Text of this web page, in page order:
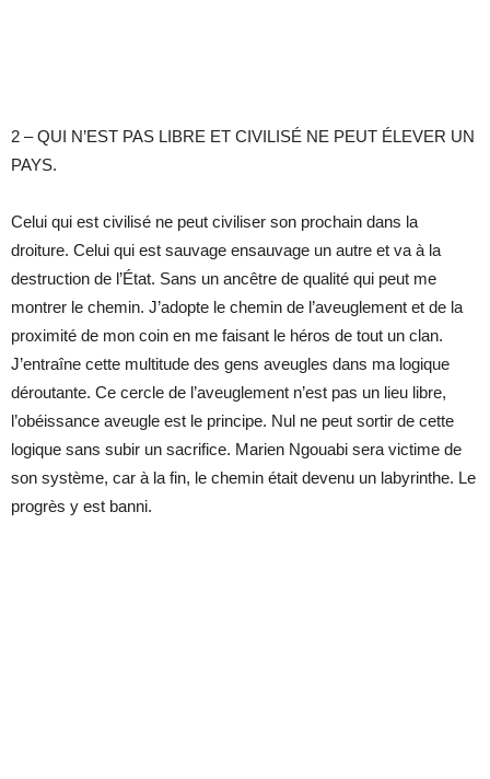
2 – QUI N’EST PAS LIBRE ET CIVILISÉ NE PEUT ÉLEVER UN
PAYS.
Celui qui est civilisé ne peut civiliser son prochain dans la
droiture. Celui qui est sauvage ensauvage un autre et va à la
destruction de l’État. Sans un ancêtre de qualité qui peut me
montrer le chemin. J’adopte le chemin de l’aveuglement et de la
proximité de mon coin en me faisant le héros de tout un clan.
J’entraîne cette multitude des gens aveugles dans ma logique
déroutante. Ce cercle de l’aveuglement n’est pas un lieu libre,
l’obéissance aveugle est le principe. Nul ne peut sortir de cette
logique sans subir un sacrifice. Marien Ngouabi sera victime de
son système, car à la fin, le chemin était devenu un labyrinthe. Le
progrès y est banni.